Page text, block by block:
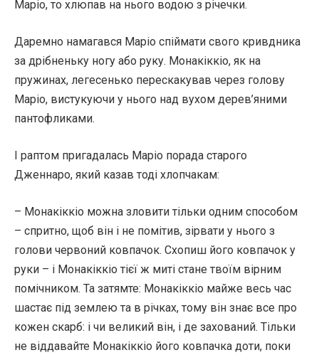
Маріо, то хлюпав на нього водою з річечки.
Даремно намагався Маріо спіймати свого кривдника
за дрібненьку ногу або руку. Монакіккіо, як на
пружинах, легесенько перескакував через голову
Маріо, вистукуючи у нього над вухом дерев’яними
пантофликами.
І раптом пригадалась Маріо порада старого
Дженнаро, який казав тоді хлопчакам:
– Монакіккіо можна зловити тільки одним способом
– спритно, щоб він і не помітив, зірвати у нього з
голови червоний ковпачок. Схопиш його ковпачок у
руки – і Монакіккіо тієї ж миті стане твоїм вірним
помічником. Та затямте: Монакіккіо майже весь час
шастає під землею та в річках, тому він знає все про
кожен скарб: і чи великий він, і де захований. Тільки
не віддавайте Монакіккіо його ковпачка доти, поки